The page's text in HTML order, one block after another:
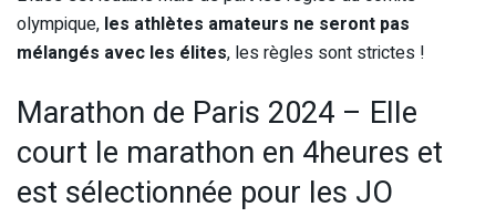
olympique, les athlètes amateurs ne seront pas
mélangés avec les élites, les règles sont strictes !
Marathon de Paris 2024 – Elle
court le marathon en 4heures et
est sélectionnée pour les JO